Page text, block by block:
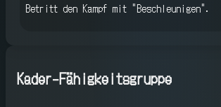
Betritt den Kampf mit "Beschleunigen".
Kader-Fähigkeitsgruppe